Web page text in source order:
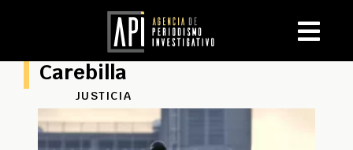
Carebilla
JUSTICIA